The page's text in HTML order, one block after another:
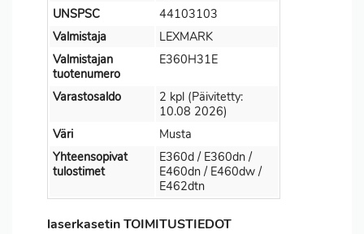
UNSPSC
44103103
Valmistaja
LEXMARK
Valmistajan
tuotenumero
E360H31E
Varastosaldo
2 kpl (Päivitetty:
10.08 2026)
Väri
Musta
Yhteensopivat
tulostimet
E360d / E360dn /
E460dn / E460dw /
E462dtn
laserkasetin TOIMITUSTIEDOT